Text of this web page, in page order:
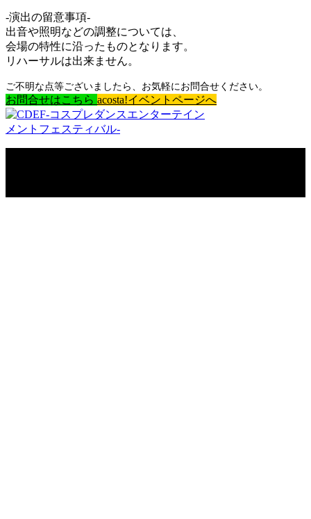
-演出の留意事項-
出音や照明などの調整については、
会場の特性に沿ったものとなります。
リハーサルは出来ません。
ご不明な点等ございましたら、お気軽にお問合せください。
お問合せはこちら acosta!イベントページへ